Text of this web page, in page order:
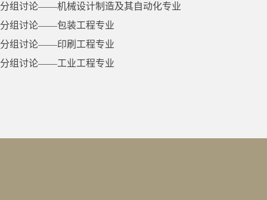
分组讨论——机械设计制造及其自动化专业
分组讨论——包装工程专业
分组讨论——印刷工程专业
分组讨论——工业工程专业